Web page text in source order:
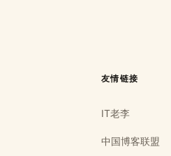
友情链接
IT老李
中国博客联盟